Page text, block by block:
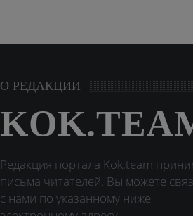
О РЕДАКЦИИ
Редакция портала Kok.team
письма читателей. Вы можете
с нами по указанному ниже